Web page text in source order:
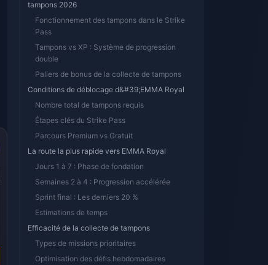
-43%
5800 Golds * 4
€ 123.52
€ 216.16
Acheter
-43%
5800 Golds * 8
€ 247.04
€ 432.33
Acheter
tampons 2026
Fonctionnement des tampons dans le Strike
Pass
Tampons vs XP : Système de progression
double
Paliers de bonus de la collecte de tampons
Conditions de déblocage d&#39;EMMA Royal
Nombre total de tampons requis
Étapes clés du Strike Pass
Parcours Premium vs Gratuit
La route la plus rapide vers EMMA Royal
Jours 1 à 7 : Phase de fondation
Semaines 2 à 4 : Progression accélérée
Sprint final : Les derniers 20 %
Estimations de temps
Efficacité de la collecte de tampons
Types de missions prioritaires
Optimisation des défis hebdomadaires